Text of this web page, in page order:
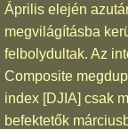
Április elején
megvilágításba
felbolydultak. Az
Composite
index [DJIA] csak
befektetők